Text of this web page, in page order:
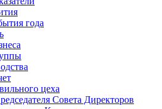
года
цеха
Совета Директоров